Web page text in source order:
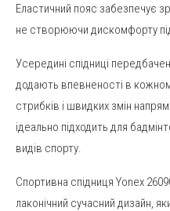
Еластичний пояс забезпечує
не створюючи дискомфорту
Усередині спідниці
додають впевненості в
стрибків і швидких змін
ідеально підходить для
видів спорту.
Спортивна спідниця Yonex
лаконічний сучасний дизайн,